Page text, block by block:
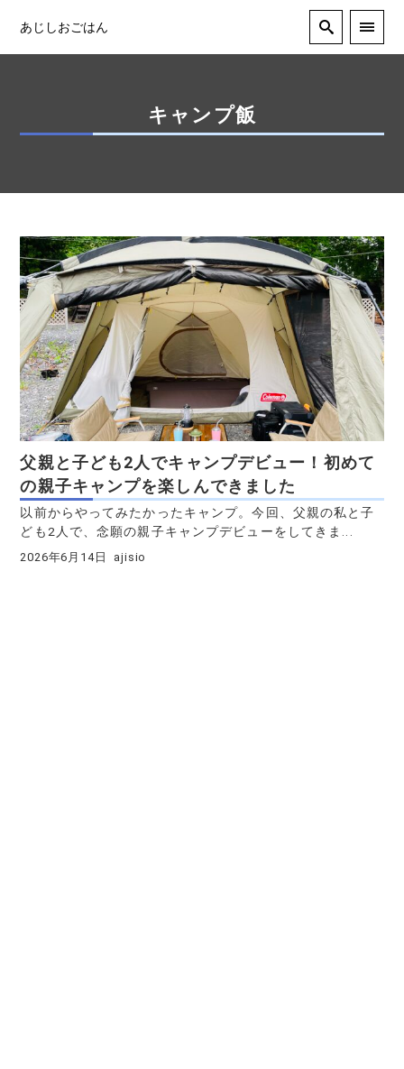
あじしおごはん
キャンプ飯
父親と子ども2人でキャンプデビュー！初めて
の親子キャンプを楽しんできました
以前からやってみたかったキャンプ。今回、父親の私と子
ども2人で、念願の親子キャンプデビューをしてきま...
2026年6月14日 ajisio